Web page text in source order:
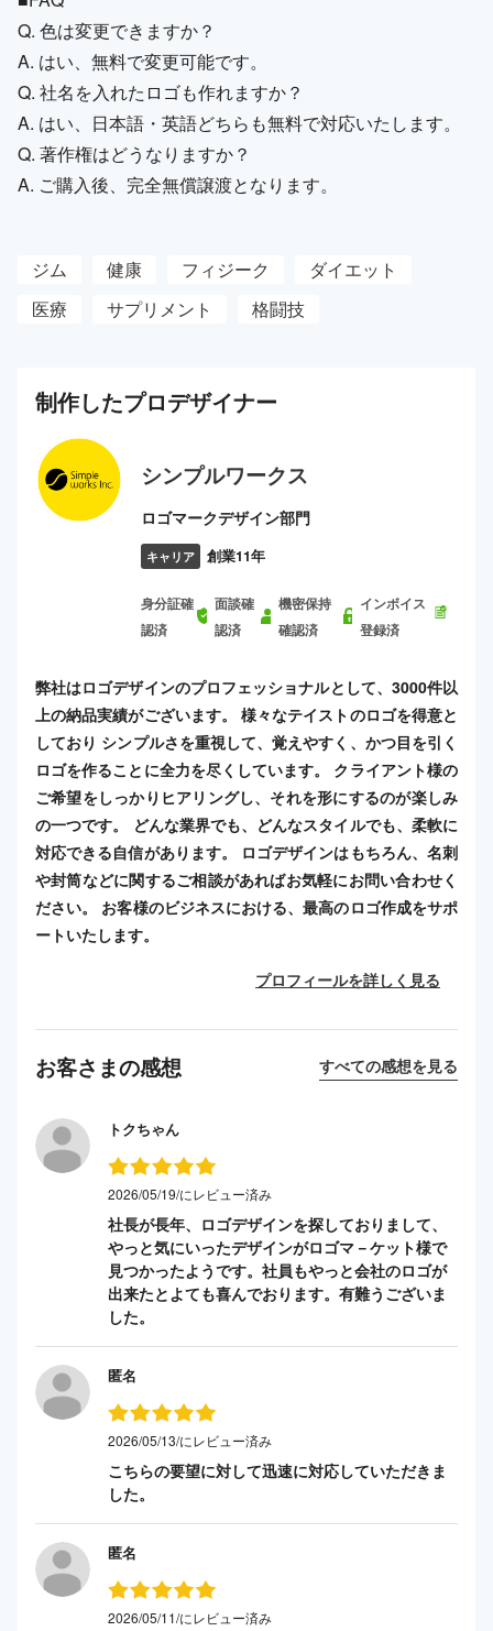
Q. 色は変更できますか？
A. はい、無料で変更可能です。
Q. 社名を入れたロゴも作れますか？
A. はい、日本語・英語どちらも無料で対応いたします。
Q. 著作権はどうなりますか？
A. ご購入後、完全無償譲渡となります。
ジム 健康 フィジーク
ダイエット
医療
サプリメント 格闘技
制作したプロデザイナー
シンプルワークス
ロゴマークデザイン部門
キャリア 創業11年
身分証確
認済
面談確
認済
機密保持
確認済
インボイス
登録済
弊社はロゴデザインのプロフェッショナルとして、3000件以
上の納品実績がございます。 様々なテイストのロゴを得意と
しており シンプルさを重視して、覚えやすく、かつ目を引く
ロゴを作ることに全力を尽くしています。 クライアント様の
ご希望をしっかりヒアリングし、それを形にするのが楽しみ
の一つです。 どんな業界でも、どんなスタイルでも、柔軟に
対応できる自信があります。 ロゴデザインはもちろん、名刺
や封筒などに関するご相談があればお気軽にお問い合わせく
ださい。 お客様のビジネスにおける、最高のロゴ作成をサポ
ートいたします。
プロフィールを詳しく見る
お客さまの感想 すべての感想を見る
トクちゃん
2026/05/19/にレビュー済み
社長が長年、ロゴデザインを探しておりまして、
やっと気にいったデザインがロゴマ－ケット様で
見つかったようです。社員もやっと会社のロゴが
出来たとよても喜んでおります。有難うございま
した。
匿名
2026/05/13/にレビュー済み
こちらの要望に対して迅速に対応していただきま
した。
匿名
2026/05/11/にレビュー済み